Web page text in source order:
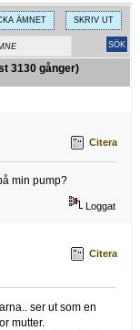
ÄMNET SKRIV UT
3130 gånger)
Citera
min pump?
Loggat
Citera
ser ut som en
mutter.